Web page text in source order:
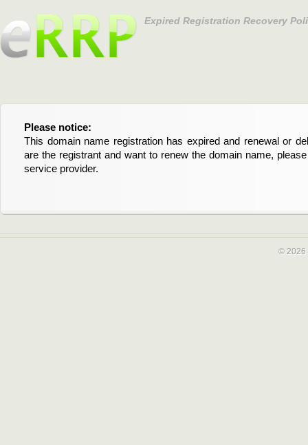
Expired Registration Recovery
Please notice:
This domain name registration has expired and renewal or
are the registrant and want to renew the domain name,
service provider.
Bitte beachten Sie:
Diese Domainregistrierung ist abgelaufen und die
Domain stehen an. Wenn Sie der Registrant sind und
verlängern möchten, kontaktieren Sie bitte Ihren Service-
© 2026